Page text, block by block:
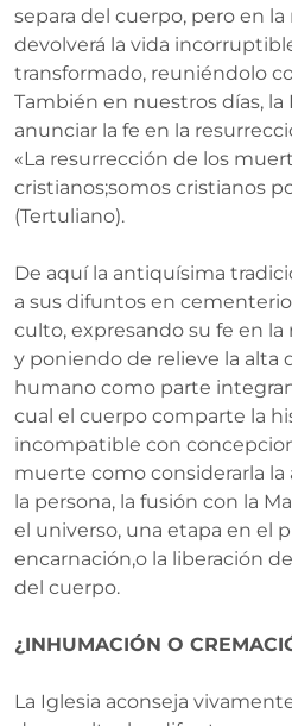
separa del cuerpo, pero en
devolverá la vida
transformado, reuniéndolo
También en nuestros días, la
anunciar la fe en la
«La resurrección de los
cristianos;somos cristianos
(Tertuliano).
De aquí la antiquísima
a sus difuntos en
culto, expresando su fe en la
y poniendo de relieve la alta
humano como parte
cual el cuerpo comparte la
incompatible con
muerte como considerarla
la persona, la fusión con la
el universo, una etapa en el
encarnación,o la liberación
del cuerpo.
¿INHUMACIÓN O
La Iglesia aconseja